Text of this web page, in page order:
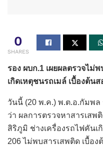
0
SHARES
รอง ผบก.1 เผยผลตรวจไม่
เกิดเหตุชนรถเมล์ เบื้องต้น
วันนี้ (20 พ.ค.) พ.ต.อ.กัมพล
ว่า ผลการตรวจหาสารเสพ
สิริภูมิ ช่างเครื่องรถไฟคันเ
206 ไม่พบสารเสพติด เบื้อ